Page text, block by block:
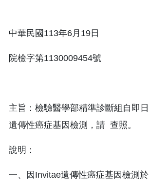
中華民國113年6月19日
院檢字第1130009454號
主旨：檢驗醫學部精準診斷組自即
遺傳性癌症基因檢測，請 查照。
說明：
一、因Invitae遺傳性癌症基因檢測